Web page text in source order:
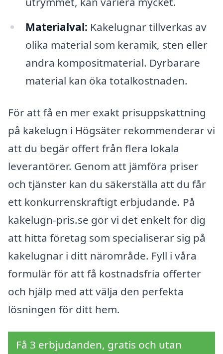
Materialval: Kakelugnar tillverkas av
olika material som keramik, sten eller
andra kompositmaterial. Dyrbarare
material kan öka totalkostnaden.
För att få en mer exakt prisuppskattning
på kakelugn i Högsäter rekommenderar vi
att du begär offert från flera lokala
leverantörer. Genom att jämföra priser
och tjänster kan du säkerställa att du får
ett konkurrenskraftigt erbjudande. På
kakelugn-pris.se gör vi det enkelt för dig
att hitta företag som specialiserar sig på
kakelugnar i ditt närområde. Fyll i våra
formulär för att få kostnadsfria offerter
och hjälp med att välja den perfekta
lösningen för ditt hem.
Få 3 erbjudanden, gratis och utan